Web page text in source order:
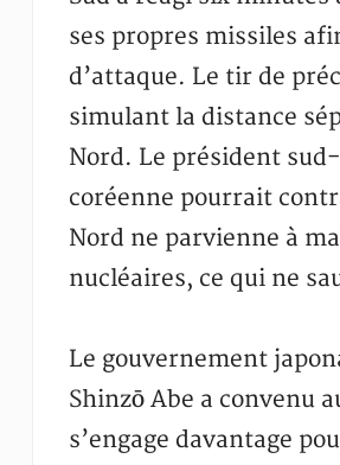
ses propres missiles
d’attaque. Le tir de
simulant la distance
Nord. Le président
coréenne pourrait
Nord ne parvienne à
nucléaires, ce qui ne
Le gouvernement
Shinzō Abe a convenu
s’engage davantage